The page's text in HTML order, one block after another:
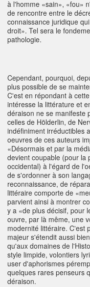
à l'homme «sain», «fou»
de rencontre entre le
connaissance juridique
droit». Tel sera le
pathologie.
Cependant, pourquoi,
plus possible de se
C'est en répondant à
intéresse la littérature et
déraison ne se manifeste
celles de Hölderlin, de
indéfiniment irréductibles
oeuvres de ces auteurs
«Désormais et par la
devient coupable (pour la
occidental) à l'égard de
de s'ordonner à son
reconnaissance, de
littéraire comporte de
parvient ainsi à montrer
y a «de plus décisif, pour
ouvre, par là même, une
modernité littéraire. C'est
majeur s'étendit aussi
qu'aux domaines de
style limpide, volontiers
user d'aphorismes
quelques rares penseurs
déraison.